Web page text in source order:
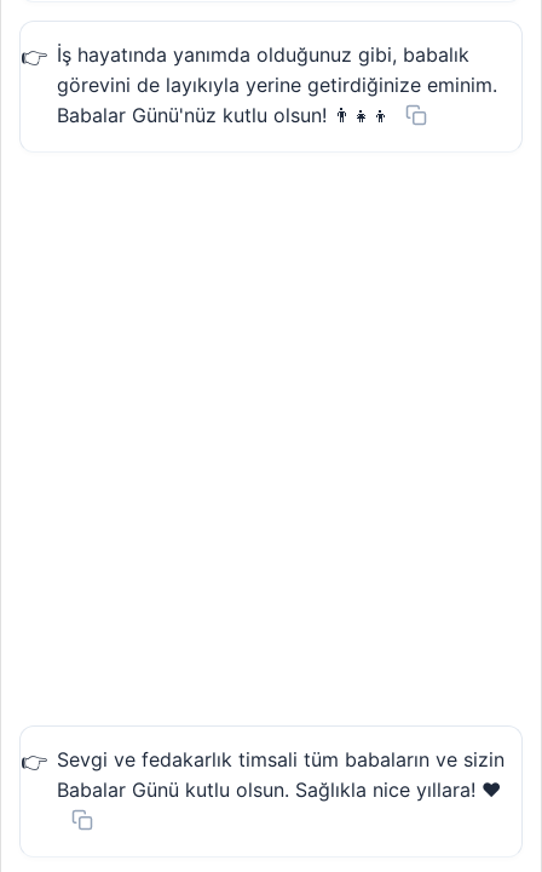
İş hayatında yanımda olduğunuz gibi, babalık
görevini de layıkıyla yerine getirdiğinize eminim.
Babalar Günü'nüz kutlu olsun! 👨‍👧‍👦
Sevgi ve fedakarlık timsali tüm babaların ve sizin
Babalar Günü kutlu olsun. Sağlıkla nice yıllara! ❤️